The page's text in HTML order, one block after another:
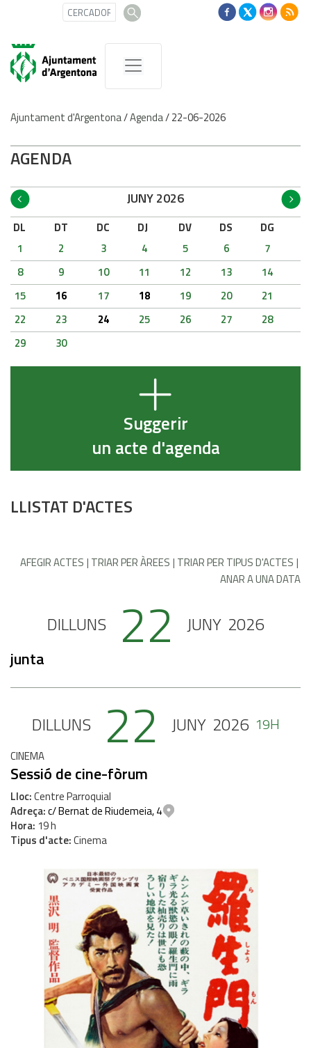
Ajuntament d'Argentona/Agenda/22-06-2026
AGENDA
JUNY 2026
DL DT DC DJ DV DS
DG
1
2 3 4 5 6
7
8
9 10 11 12 13
14
15
16 17 18 19 20
21
22
23 24 25 26 27
28
29
30
Suggerir
un acte d'agenda
LLISTAT D'ACTES
AFEGIR ACTES TRIAR PER ÀREES TRIAR PER TIPUS D'ACTES
ANAR A UNA DATA
DILLUNS 22 JUNY 2026
junta
DILLUNS 22 JUNY 2026 19H
CINEMA
Sessió de cine-fòrum
Lloc Centre Parroquial
Adreça c/ Bernat de Riudemeia, 4
Hora 19 h
Tipus d'acte Cinema